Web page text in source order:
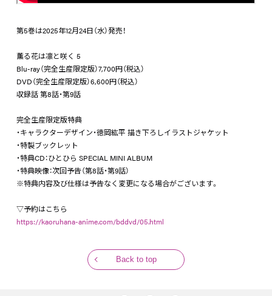
第5巻は2025年12月24日（水）発売！
薫る花は凛と咲く 5
Blu-ray（完全生産限定版）7,700円（税込）
DVD（完全生産限定版）6,600円（税込）
収録話 第8話・第9話
完全生産限定版特典
・キャラクターデザイン・徳岡紘平 描き下ろしイラストジャケット
・特製ブックレット
・特典CD：ひとひら SPECIAL MINI ALBUM
・特典映像：次回予告（第8話・第9話）
※特典内容及び仕様は予告なく変更になる場合がございます。
▽予約はこちら
https://kaoruhana-anime.com/bddvd/05.html
Back to top